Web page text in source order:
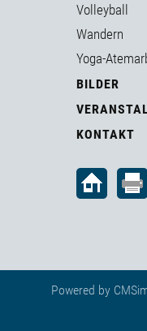
Volleyball
Wandern
Yoga-
BILDER
KONTAKT
Powered by